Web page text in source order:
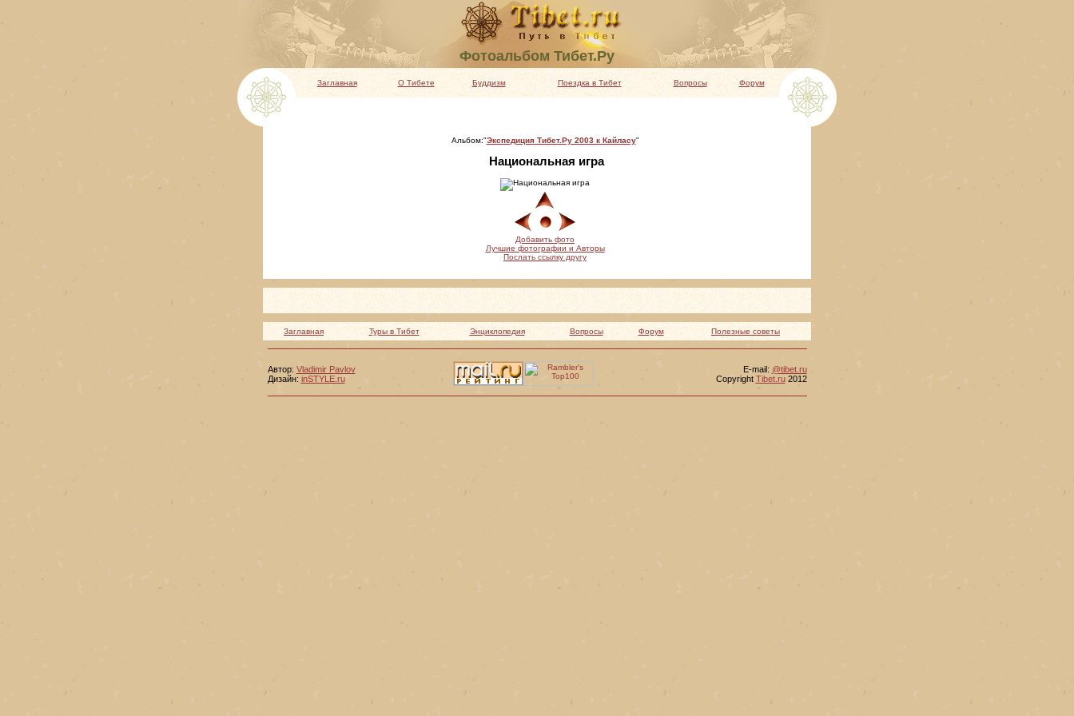
Фотоальбом Тибет.Ру
Заглавная О Тибете Буддизм Поездка в Тибет Вопросы Форум
Альбом:"Экспедиция Тибет.Ру 2003 к Кайласу"
Национальная игра
Добавить фото
Лучшие фотографии и Авторы
Послать ссылку другу
Заглавная Туры в Тибет Энциклопедия Вопросы Форум Полезные советы
Автор: Vladimir Pavlov
Дизайн: inSTYLE.ru
Е-mail: @tibet.ru
Copyright Tibet.ru2012